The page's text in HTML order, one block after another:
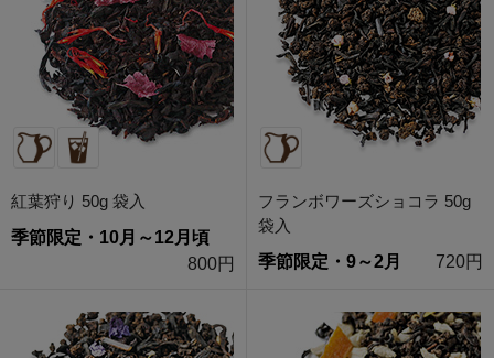
紅葉狩り 50g 袋入
季節限定・10月～12月頃
800円
フランボワーズショコラ 50g
袋入
季節限定・9～2月
720円